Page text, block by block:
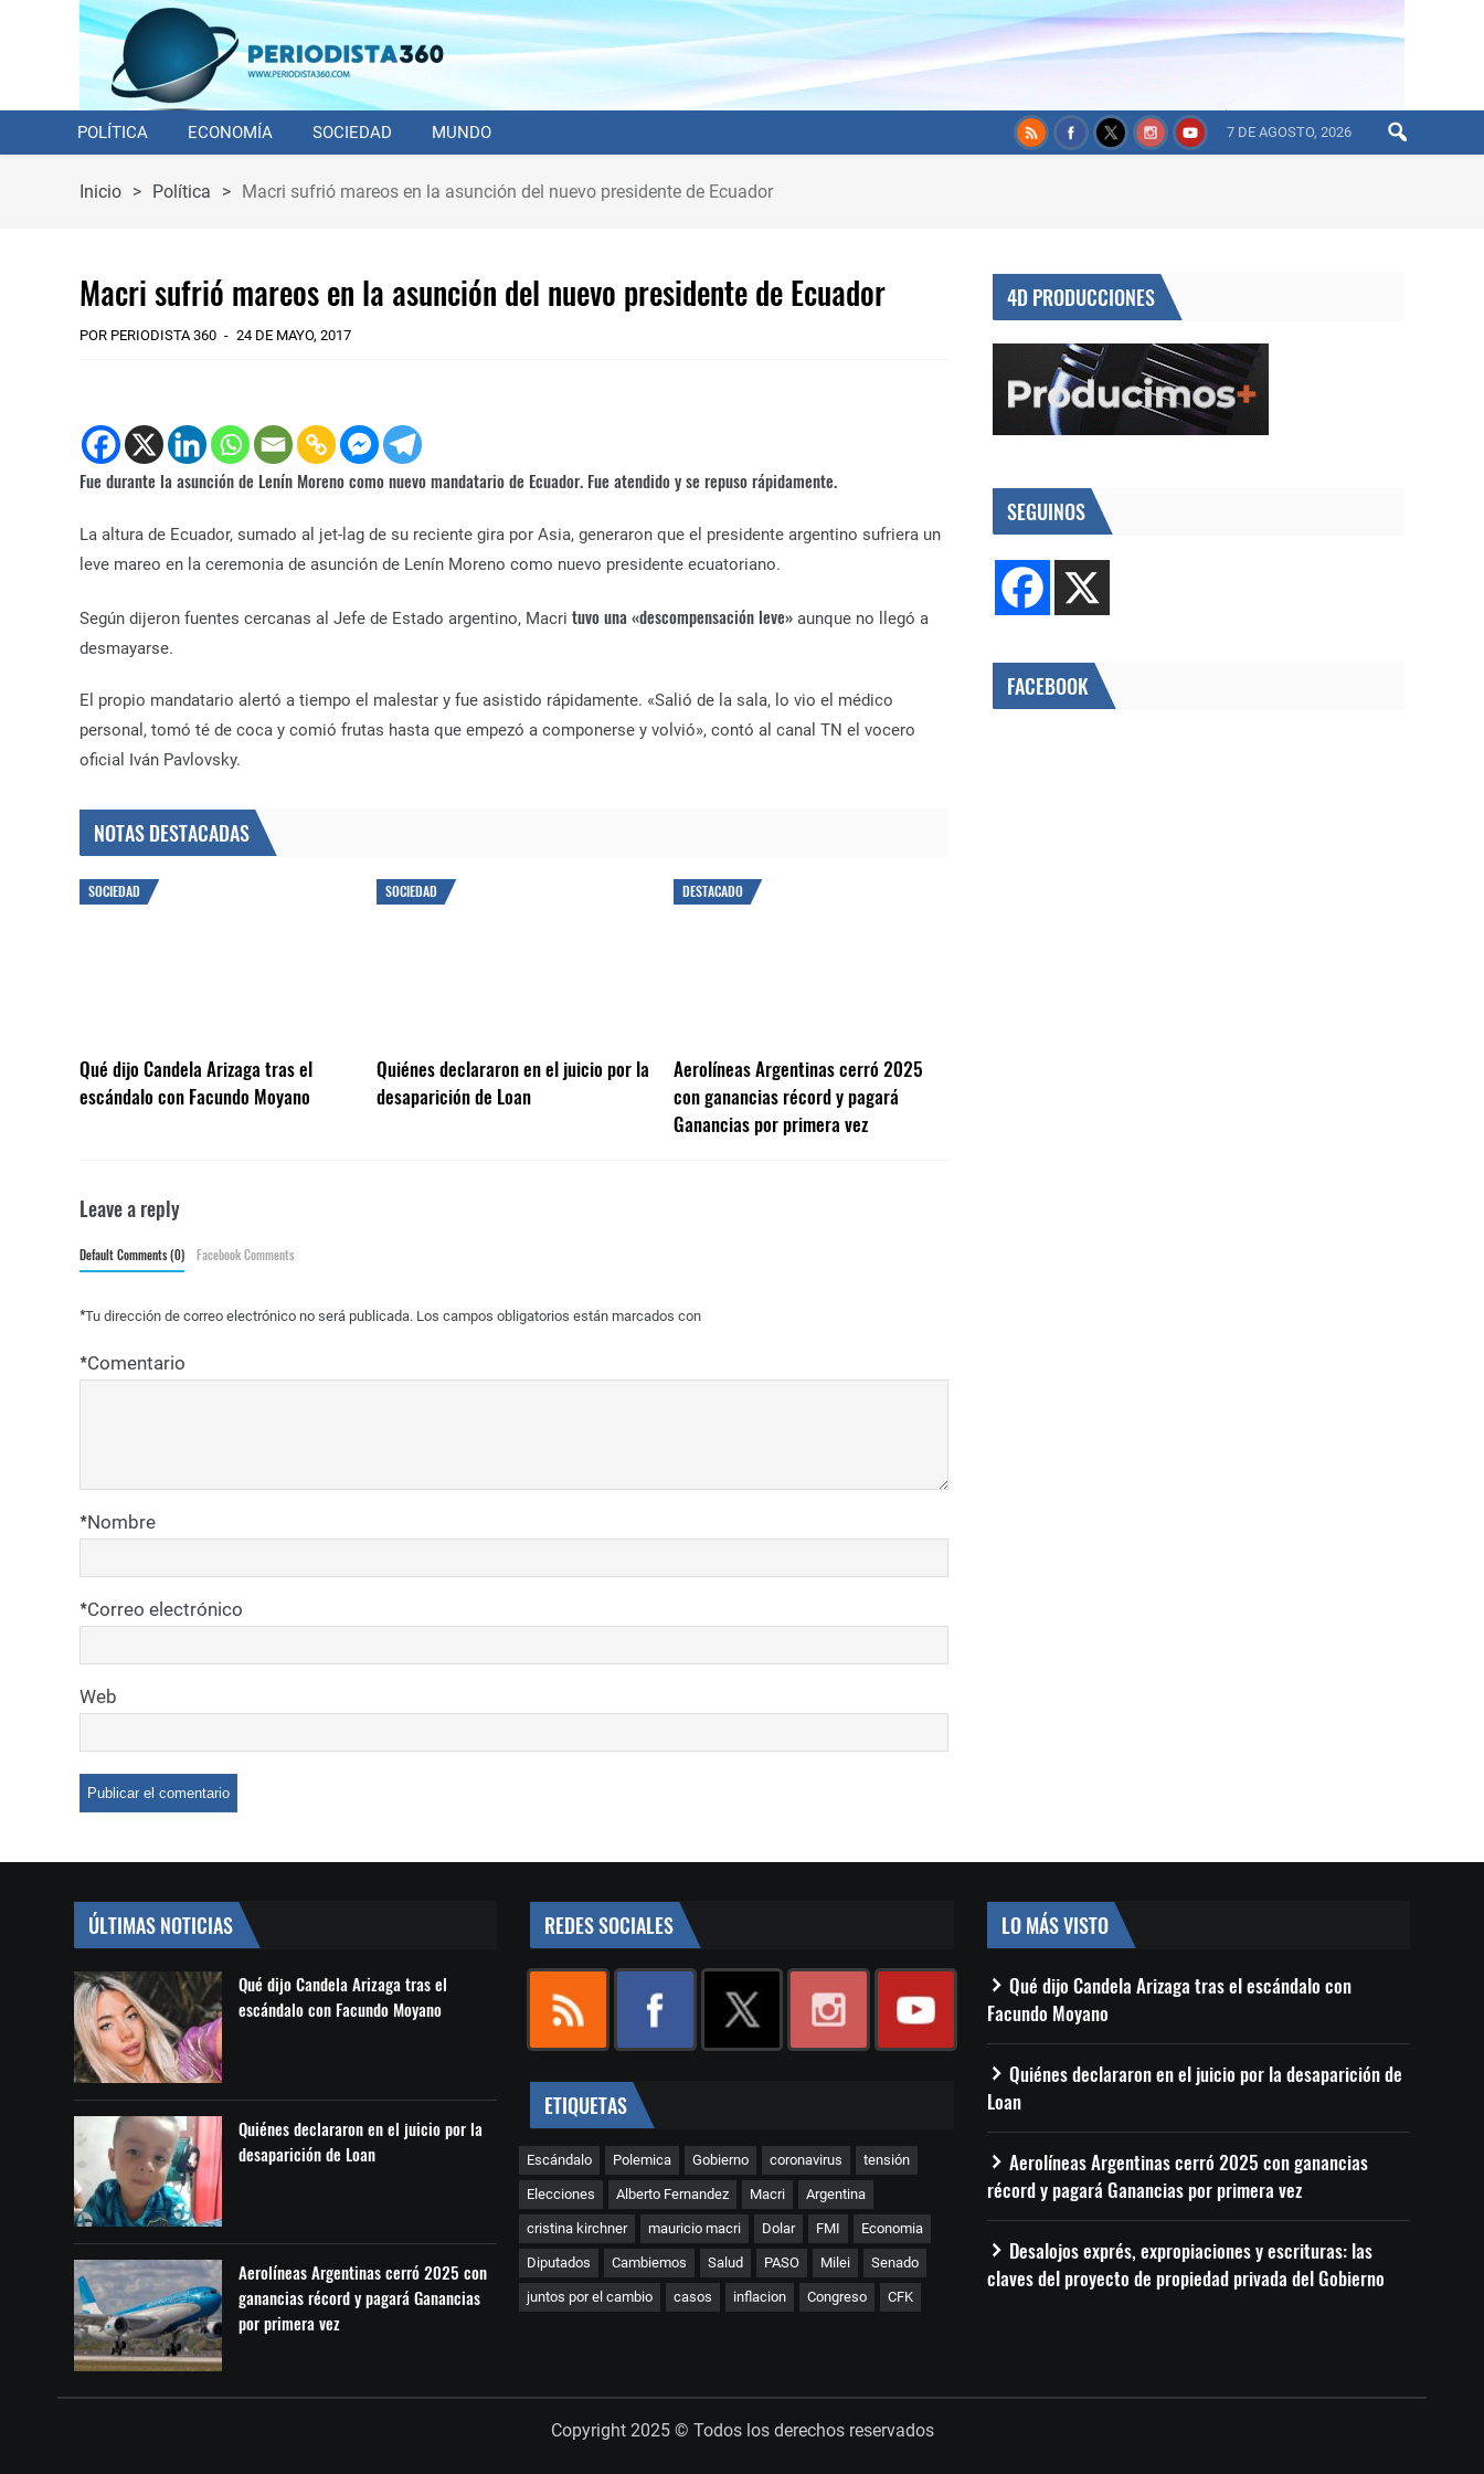
POLÍTICA ECONOMÍA SOCIEDAD MUNDO 7 DE AGOSTO, 2026
Inicio > Política > Macri sufrió mareos en la asunción del nuevo presidente de Ecuador
Macri sufrió mareos en la asunción del nuevo presidente de Ecuador
POR PERIODISTA 360 24 DE MAYO, 2017
Fue durante la asunción de Lenín Moreno como nuevo mandatario de Ecuador. Fue atendido y se repuso rápidamente.
La altura de Ecuador, sumado al jet-lag de su reciente gira por Asia, generaron que el presidente argentino sufriera un
leve mareo en la ceremonia de asunción de Lenín Moreno como nuevo presidente ecuatoriano.
Según dijeron fuentes cercanas al Jefe de Estado argentino, Macri tuvo una «descompensación leve» aunque no llegó a
desmayarse.
El propio mandatario alertó a tiempo el malestar y fue asistido rápidamente. «Salió de la sala, lo vio el médico
personal, tomó té de coca y comió frutas hasta que empezó a componerse y volvió», contó al canal TN el vocero
oficial Iván Pavlovsky.
NOTAS DESTACADAS
SOCIEDAD
Qué dijo Candela Arizaga tras el
escándalo con Facundo Moyano
SOCIEDAD
Quiénes declararon en el juicio por la
desaparición de Loan
DESTACADO
Aerolíneas Argentinas cerró 2025
con ganancias récord y pagará
Ganancias por primera vez
Leave a reply
Default Comments (0) Facebook Comments
Tu dirección de correo electrónico no será publicada. Los campos obligatorios están marcados con
*
Comentario
*
Nombre
*
Correo electrónico
*
Web
4D PRODUCCIONES
SEGUINOS
FACEBOOK
ÚLTIMAS NOTICIAS
Qué dijo Candela Arizaga tras el
escándalo con Facundo Moyano
Quiénes declararon en el juicio por la
desaparición de Loan
Aerolíneas Argentinas cerró 2025 con
ganancias récord y pagará Ganancias
por primera vez
REDES SOCIALES
ETIQUETAS
Escándalo Polemica Gobierno coronavirus tensión
Elecciones Alberto Fernandez Macri Argentina
cristina kirchner mauricio macri Dolar FMI Economia
Diputados Cambiemos Salud PASO Milei Senado
juntos por el cambio casos inflacion Congreso CFK
LO MÁS VISTO
Qué dijo Candela Arizaga tras el escándalo con
Facundo Moyano
Quiénes declararon en el juicio por la desaparición de
Loan
Aerolíneas Argentinas cerró 2025 con ganancias
récord y pagará Ganancias por primera vez
Desalojos exprés, expropiaciones y escrituras: las
claves del proyecto de propiedad privada del Gobierno
Copyright 2025 © Todos los derechos reservados